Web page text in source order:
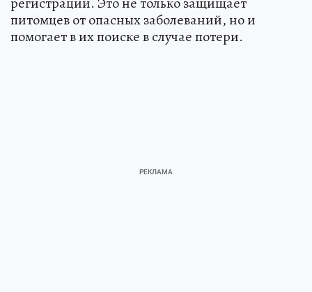
питомцев от опасных заболеваний, но и
помогает в их поиске в случае потери.